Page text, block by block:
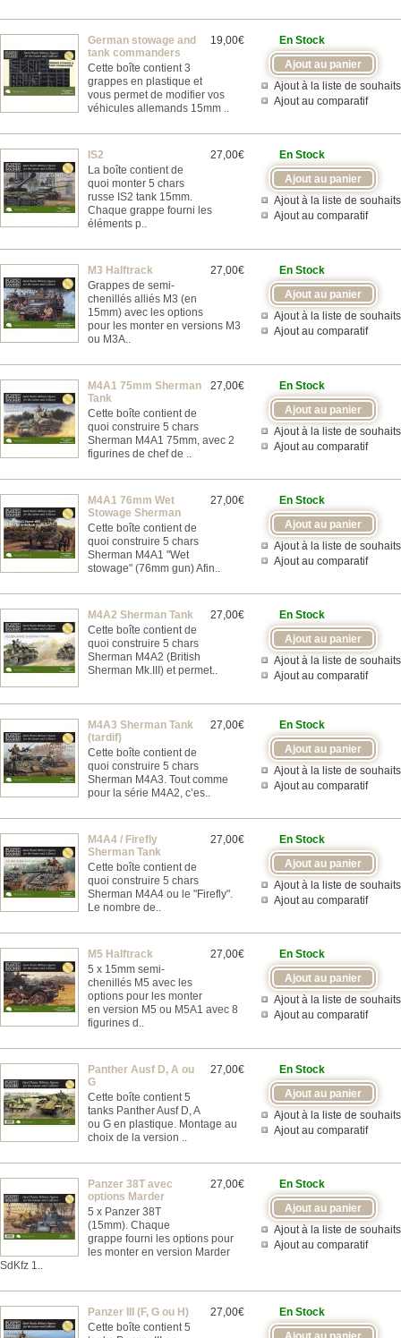
En Stock
Ajout à la liste de souhaits
Ajout au comparatif
19,00€
German stowage and
tank commanders
Cette boîte contient 3
grappes en plastique et
vous permet de modifier vos
véhicules allemands 15mm ..
En Stock
Ajout à la liste de souhaits
Ajout au comparatif
27,00€
IS2
La boîte contient de
quoi monter 5 chars
russe IS2 tank 15mm.
Chaque grappe fourni les
éléments p..
En Stock
Ajout à la liste de souhaits
Ajout au comparatif
27,00€
M3 Halftrack
Grappes de semi-
chenillés alliés M3 (en
15mm) avec les options
pour les monter en versions M3
ou M3A..
En Stock
Ajout à la liste de souhaits
Ajout au comparatif
27,00€
M4A1 75mm Sherman
Tank
Cette boîte contient de
quoi construire 5 chars
Sherman M4A1 75mm, avec 2
figurines de chef de ..
En Stock
Ajout à la liste de souhaits
Ajout au comparatif
27,00€
M4A1 76mm Wet
Stowage Sherman
Cette boîte contient de
quoi construire 5 chars
Sherman M4A1 "Wet
stowage" (76mm gun) Afin..
En Stock
Ajout à la liste de souhaits
Ajout au comparatif
27,00€
M4A2 Sherman Tank
Cette boîte contient de
quoi construire 5 chars
Sherman M4A2 (British
Sherman Mk.III) et permet..
En Stock
Ajout à la liste de souhaits
Ajout au comparatif
27,00€
M4A3 Sherman Tank
(tardif)
Cette boîte contient de
quoi construire 5 chars
Sherman M4A3. Tout comme
pour la série M4A2, c’es..
En Stock
Ajout à la liste de souhaits
Ajout au comparatif
27,00€
M4A4 / Firefly
Sherman Tank
Cette boîte contient de
quoi construire 5 chars
Sherman M4A4 ou le "Firefly".
Le nombre de..
En Stock
Ajout à la liste de souhaits
Ajout au comparatif
27,00€
M5 Halftrack
5 x 15mm semi-
chenillés M5 avec les
options pour les monter
en version M5 ou M5A1 avec 8
figurines d..
En Stock
Ajout à la liste de souhaits
Ajout au comparatif
27,00€
Panther Ausf D, A ou
G
Cette boîte contient 5
tanks Panther Ausf D, A
ou G en plastique. Montage au
choix de la version ..
En Stock
Ajout à la liste de souhaits
Ajout au comparatif
27,00€
Panzer 38T avec
options Marder
5 x Panzer 38T
(15mm). Chaque
grappe fourni les options pour
les monter en version Marder
SdKfz 1..
En Stock
27,00€
Panzer III (F, G ou H)
Cette boîte contient 5